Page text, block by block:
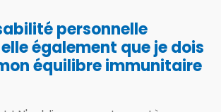
personnelle
également que je dois
équilibre immunitaire